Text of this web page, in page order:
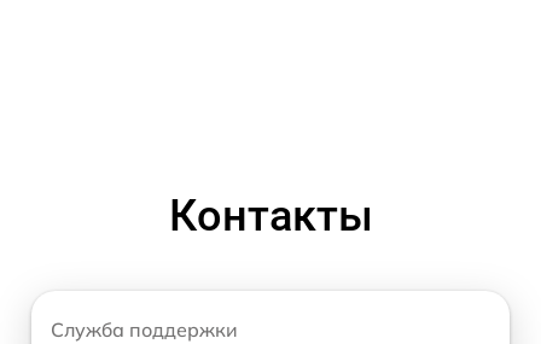
Контакты
Служба поддержки